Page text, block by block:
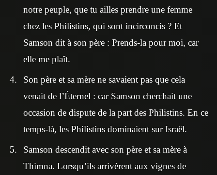
notre peuple, que tu ailles prendre une femme
chez les Philistins, qui sont incirconcis ? Et
Samson dit à son père : Prends-la pour moi, car
elle me plaît.
Son père et sa mère ne savaient pas que cela
venait de l’Éternel : car Samson cherchait une
occasion de dispute de la part des Philistins. En ce
temps-là, les Philistins dominaient sur Israël.
Samson descendit avec son père et sa mère à
Thimna. Lorsqu’ils arrivèrent aux vignes de